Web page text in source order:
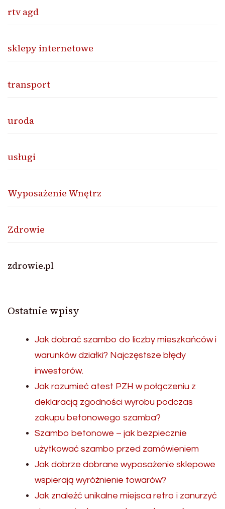
rtv agd
sklepy internetowe
transport
uroda
usługi
Wyposażenie Wnętrz
Zdrowie
zdrowie.pl
Ostatnie wpisy
Jak dobrać szambo do liczby mieszkańców i
warunków działki? Najczęstsze błędy
inwestorów.
Jak rozumieć atest PZH w połączeniu z
deklaracją zgodności wyrobu podczas
zakupu betonowego szamba?
Szambo betonowe – jak bezpiecznie
użytkować szambo przed zamówieniem
Jak dobrze dobrane wyposażenie sklepowe
wspierają wyróżnienie towarów?
Jak znaleźć unikalne miejsca retro i zanurzyć